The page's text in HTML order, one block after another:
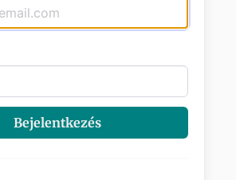
Bejelentkezés